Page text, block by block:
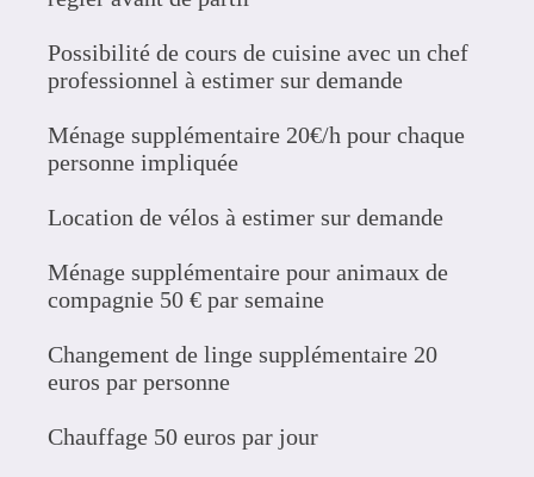
Possibilité de cours de cuisine avec un chef
professionnel à estimer sur demande
Ménage supplémentaire 20€/h pour chaque
personne impliquée
Location de vélos à estimer sur demande
Ménage supplémentaire pour animaux de
compagnie 50 € par semaine
Changement de linge supplémentaire 20
euros par personne
Chauffage 50 euros par jour